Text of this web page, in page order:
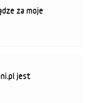
za moje
jest